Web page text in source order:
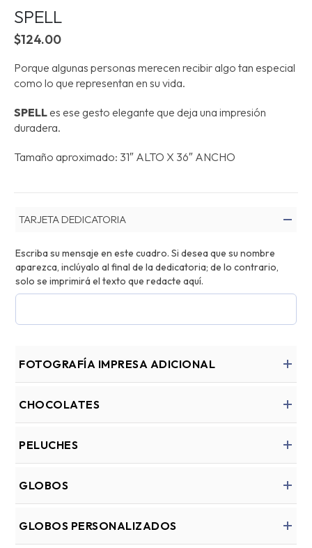
SPELL
$124.00
Porque algunas personas merecen recibir algo tan especial
como lo que representan en su vida.
SPELL es ese gesto elegante que deja una impresión
duradera.
Tamaño aproximado: 31″ ALTO X 36″ ANCHO
TARJETA DEDICATORIA
Escriba su mensaje en este cuadro. Si desea que su nombre
aparezca, inclúyalo al final de la dedicatoria; de lo contrario,
solo se imprimirá el texto que redacte aquí.
FOTOGRAFÍA IMPRESA ADICIONAL
CHOCOLATES
PELUCHES
GLOBOS
GLOBOS PERSONALIZADOS